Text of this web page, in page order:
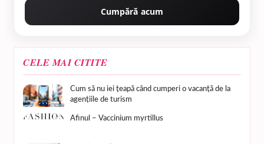
Cumpără acum
CELE MAI CITITE
Cum să nu iei țeapă când cumperi o vacanță de la
agențiile de turism
Afinul – Vaccinium myrtillus